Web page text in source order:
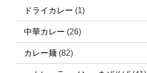
ドライカレー (1)
中華カレー (26)
カレー麺 (82)